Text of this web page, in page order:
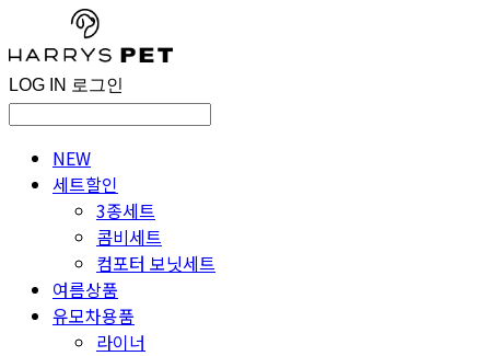
LOG IN 로그인
NEW
세트할인
3종세트
콤비세트
컴포터 보닛세트
여름상품
유모차용품
라이너